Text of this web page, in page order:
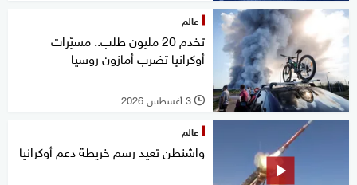
عالم
تخدم 20 مليون طلب.. مسيّرات
أوكرانيا تضرب أمازون روسيا
l 3 أغسطس 2026
عالم
واشنطن تعيد رسم خريطة دعم أوكرانيا